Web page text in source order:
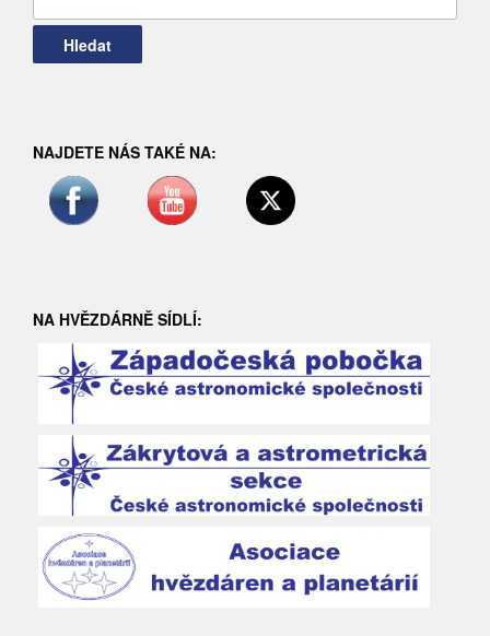
NAJDETE NÁS TAKÉ NA:
NA HVĚZDÁRNĚ SÍDLÍ: